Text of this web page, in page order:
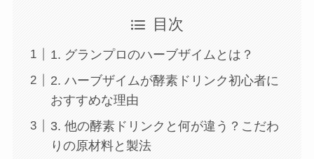
目次
1. グランプロのハーブザイムとは？
2. ハーブザイムが酵素ドリンク初心者に
おすすめな理由
3. 他の酵素ドリンクと何が違う？こだわ
りの原材料と製法
久屋大通店
刈谷店